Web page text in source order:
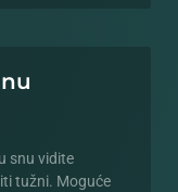
snu vidite
tužni. Moguće